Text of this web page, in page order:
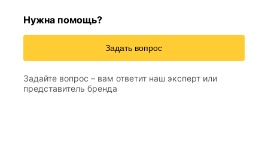
Нужна помощь?
Задать вопрос
Задайте вопрос – вам ответит наш эксперт или
представитель бренда